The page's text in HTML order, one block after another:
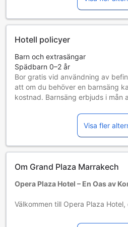
Hotell policyer
Barn och extrasängar
Spädbarn 0–2 år
Bor gratis vid användning av
att om du behöver en barnsäng
kostnad. Barnsäng erbjuds i mån
Bor gratis om befintliga sängar
Gäster 5 år och äldre betraktas
Tillgång av extrasängar beror på
god kontrollera rummets
och tillägg gäller.
Visa fler
Om Grand Plaza Marrakech
Opera Plaza Hotel – En Oas av
Välkommen till Opera Plaza
3 kilometer till stadens